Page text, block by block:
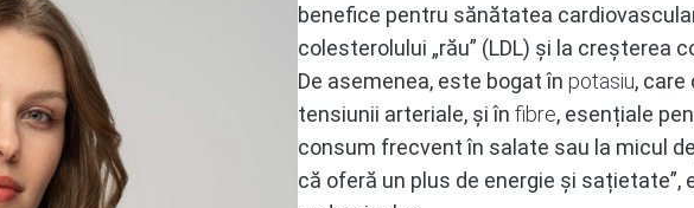
benefice pentru sănătatea
colesterolului „rău” (LDL) și la creșterea
De asemenea, este bogat în potasiu, care
tensiunii arteriale, și în fibre, esențiale
consum frecvent în salate sau la micul
că oferă un plus de energie și sațietate”,